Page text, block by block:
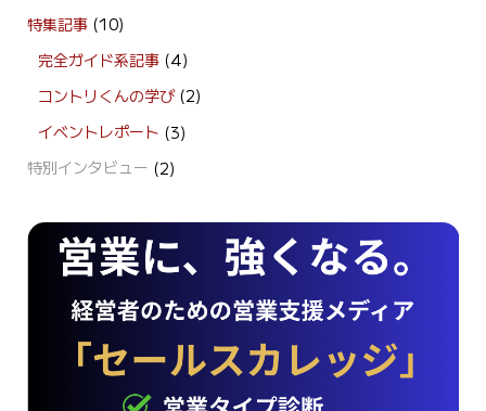
特集記事(10)
完全ガイド系記事 (4)
コントリくんの学び(2)
イベントレポート (3)
特別インタビュー (2)